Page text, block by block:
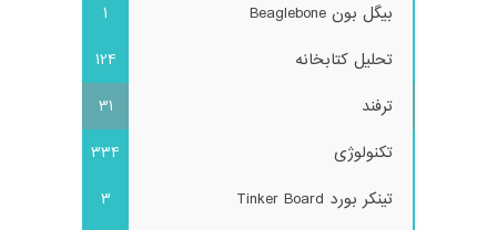
بیگل بون Beaglebone
1
تحلیل کتابخانه
124
ترفند
31
تکنولوژی
334
تینکر بورد Tinker Board
3